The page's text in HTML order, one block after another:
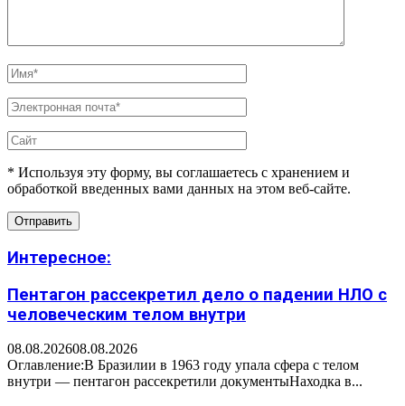
* Используя эту форму, вы соглашаетесь с хранением и
обработкой введенных вами данных на этом веб-сайте.
Интересное:
Пентагон рассекретил дело о падении НЛО с
человеческим телом внутри
08.08.202608.08.2026
Оглавление:В Бразилии в 1963 году упала сфера с телом
внутри — пентагон рассекретили документыНаходка в...